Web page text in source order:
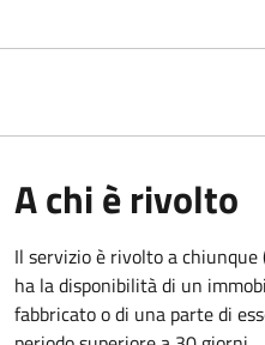
A chi è rivolto
Il servizio è rivolto a
ha la disponibilità di un
fabbricato o di una parte di